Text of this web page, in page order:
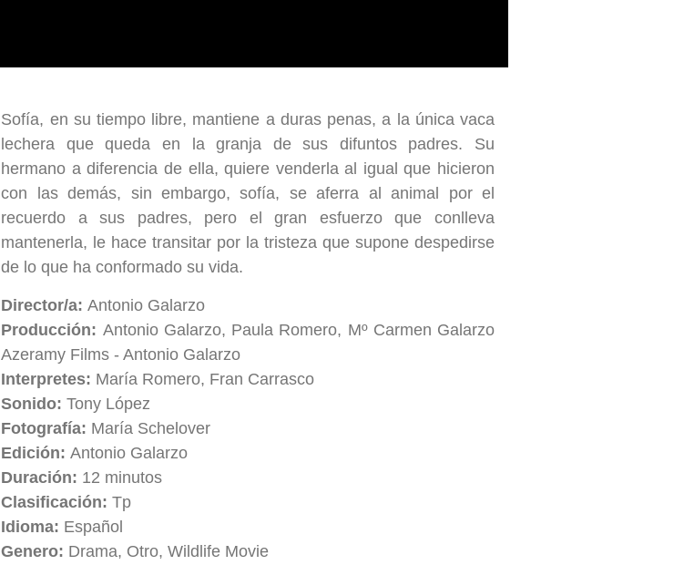
Sofía, en su tiempo libre, mantiene a duras penas, a la única vaca
lechera que queda en la granja de sus difuntos padres. Su
hermano a diferencia de ella, quiere venderla al igual que hicieron
con las demás, sin embargo, sofía, se aferra al animal por el
recuerdo a sus padres, pero el gran esfuerzo que conlleva
mantenerla, le hace transitar por la tristeza que supone despedirse
de lo que ha conformado su vida.
Director/a:Antonio Galarzo
Producción: Antonio Galarzo, Paula Romero, Mº Carmen Galarzo
Azeramy Films - Antonio Galarzo
Interpretes: María Romero, Fran Carrasco
Sonido:Tony López
Fotografía: María Schelover
Edición:Antonio Galarzo
Duración: 12 minutos
Clasificación:Tp
Idioma: Español
Genero: Drama, Otro, Wildlife Movie